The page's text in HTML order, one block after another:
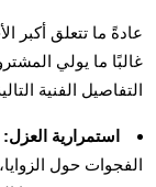
عادةً ما تتعلق أكبر
غالبًا ما يولي
التفاصيل الفنية
استمرارية العزل:
الفجوات حول